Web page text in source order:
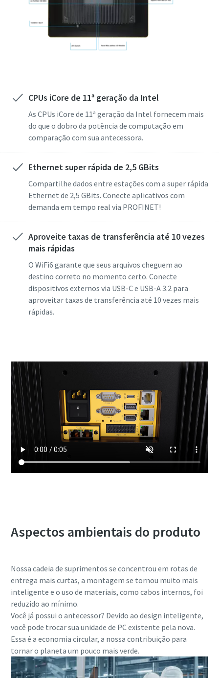
CPUs iCore de 11ª geração da Intel
As CPUs iCore de 11ª geração da Intel fornecem mais
do que o dobro da potência de computação em
comparação com sua antecessora.
Ethernet super rápida de 2,5 GBits
Compartilhe dados entre estações com a super rápida
Ethernet de 2,5 GBits. Conecte aplicativos com
demanda em tempo real via PROFINET!
Aproveite taxas de transferência até 10 vezes
mais rápidas
O WiFi6 garante que seus arquivos cheguem ao
destino correto no momento certo. Conecte
dispositivos externos via USB-C e USB-A 3.2 para
aproveitar taxas de transferência até 10 vezes mais
rápidas.
Aspectos ambientais do produto
Nossa cadeia de suprimentos se concentrou em rotas de
entrega mais curtas, a montagem se tornou muito mais
inteligente e o uso de materiais, como cabos internos, foi
reduzido ao mínimo.
Você já possui o antecessor? Devido ao design inteligente,
você pode trocar sua unidade de PC existente pela nova.
Essa é a economia circular, a nossa contribuição para
tornar o planeta um pouco mais verde.